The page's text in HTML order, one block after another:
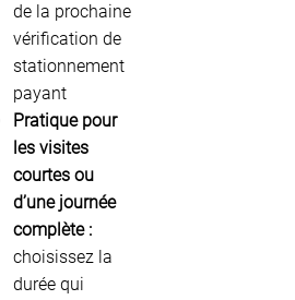
de la prochaine
vérification de
stationnement
payant
Pratique pour
les visites
courtes ou
d’une journée
complète :
choisissez la
durée qui